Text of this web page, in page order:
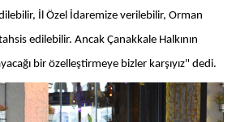
İl Özel İdaremize verilebilir, Orman
edilebilir. Ancak Çanakkale Halkının
bir özelleştirmeye bizler karşıyız" dedi.